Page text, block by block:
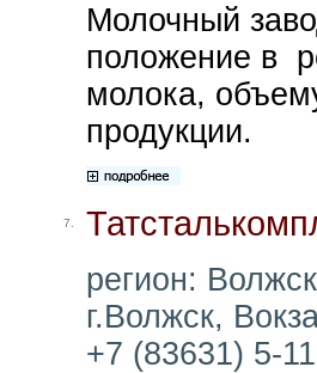
Молочный
положение в
молока,
продукции.
7.
регион:
г.Волжск,
+7 (83631) 5-